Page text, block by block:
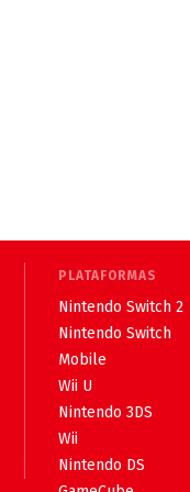
PLATAFORMAS
Nintendo Switch 2
Nintendo Switch
Mobile
Wii U
Nintendo 3DS
Wii
Nintendo DS